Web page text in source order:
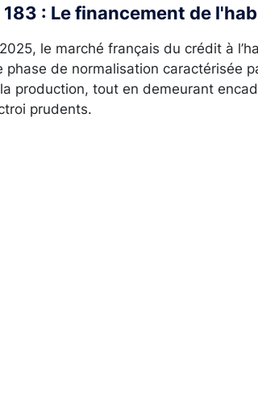
183 : Le financement de
le marché français du crédit à
phase de normalisation caractérisée
production, tout en demeurant
prudents.